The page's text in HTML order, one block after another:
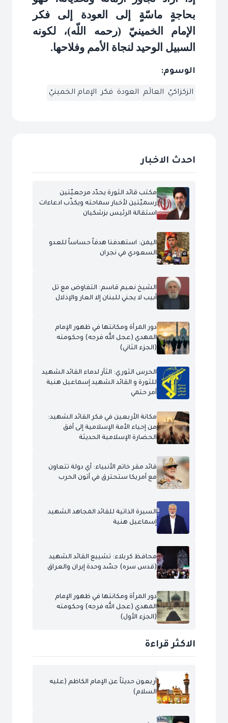
بحاجةٍ ماسّةٍ إلى العودة إلى فكر
الإمام الخمينيّ (رحمه اللّه)، لكونه
السبيل الوحيد لنجاة الأمم وفلاحها.
الوسوم:
الزكزاكيّ العالَم العودة فكر الإمام الخمينيّ
احدث الاخبار
مكتب قائد الثورة يحدّد مرجعيّتين
رسميّتين لأخبار سماحته ويكذّب ادعاءات
استقالة الرئيس بزشكيان
اليمن: استهدفنا هدفاً حساساً للعدو
السعودي في نجران
الشيخ نعيم قاسم: التفاوض مع تل
أبيب لا يجني للبنان إلا العار والإذلال
دور المرأة ومكانتها في ظهور الإمام
المهدي (عجل الله فرجه) وحكومته
(الجزء الثاني)
الحرس الثوري: الثأر لدماء القائد الشهيد
للثورة و القائد الشهيد إسماعيل هنية
أمر حتمي
مكانة الأربعين في فكر القائد الشهيد:
من إحياء الأمة الإسلامية إلى أفق
الحضارة الإسلامية الحديثة
قائد مقر خاتم الأنبياء: أي دولة تتعاون
مع أمريكا ستحترق في أتون الحرب
السيرة الذاتية للقائد المجاهد الشهيد
إسماعيل هنية
محافظ كربلاء: تشييع القائد الشهيد
(قدس سره) جسّد وحدة إيران والعراق
دور المرأة ومكانتها في ظهور الإمام
المهدي (عجل الله فرجه) وحكومته
(الجزء الأول)
الاكثر قراءة
أربعون حديثاً عن الإمام الكاظم (عليه
السلام)